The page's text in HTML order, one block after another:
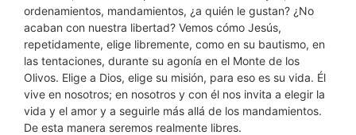
ordenamientos, mandamientos, ¿a quién le gustan? ¿No
acaban con nuestra libertad? Vemos cómo Jesús,
repetidamente, elige libremente, como en su bautismo, en
las tentaciones, durante su agonía en el Monte de los
Olivos. Elige a Dios, elige su misión, para eso es su vida. Él
vive en nosotros; en nosotros y con él nos invita a elegir la
vida y el amor y a seguirle más allá de los mandamientos.
De esta manera seremos realmente libres.